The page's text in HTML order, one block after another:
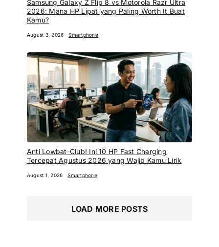
Samsung Galaxy Z Flip 8 vs Motorola Razr Ultra
2026: Mana HP Lipat yang Paling Worth It Buat
Kamu?
August 3, 2026 Smartphone
Anti Lowbat-Club! Ini 10 HP Fast Charging
Tercepat Agustus 2026 yang Wajib Kamu Lirik
August 1, 2026 Smartphone
LOAD MORE POSTS